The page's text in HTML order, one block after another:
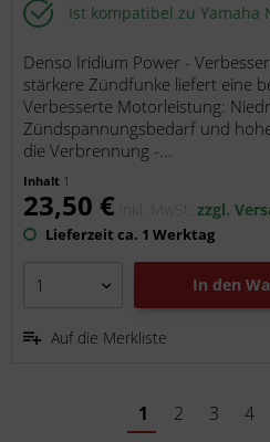
Ist kompatibel zu Yamaha
Denso Iridium Power -
stärkere Zündfunke liefert eine
Verbesserte Motorleistung:
Zündspannungsbedarf und
die Verbrennung -...
Inhalt 1
23,50 € inkl. MwSt.zzgl.
Lieferzeit ca. 1 Werktag
In den
Auf die Merkliste
1 2 3 4